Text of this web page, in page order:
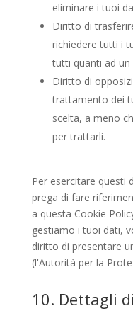
eliminare i tuoi
Diritto di
richiedere tutti i
tutti quanti ad
Diritto di
trattamento dei
scelta, a meno
per trattarli.
Per esercitare questi
prega di fare
a questa Cookie
gestiamo i tuoi dati,
diritto di presentare
(l'Autorità per la
10. Dettagli